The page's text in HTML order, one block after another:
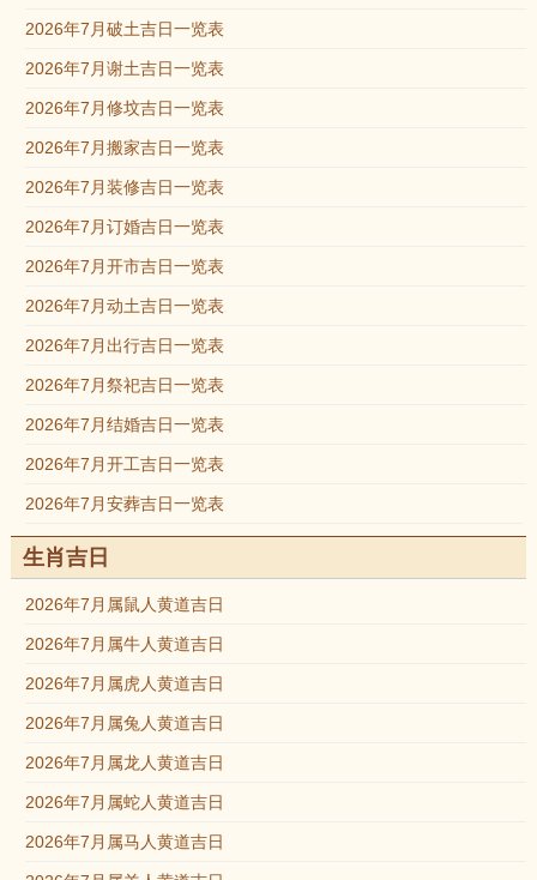
2026年7月破土吉日一览表
2026年7月谢土吉日一览表
2026年7月修坟吉日一览表
2026年7月搬家吉日一览表
2026年7月装修吉日一览表
2026年7月订婚吉日一览表
2026年7月开市吉日一览表
2026年7月动土吉日一览表
2026年7月出行吉日一览表
2026年7月祭祀吉日一览表
2026年7月结婚吉日一览表
2026年7月开工吉日一览表
2026年7月安葬吉日一览表
生肖吉日
2026年7月属鼠人黄道吉日
2026年7月属牛人黄道吉日
2026年7月属虎人黄道吉日
2026年7月属兔人黄道吉日
2026年7月属龙人黄道吉日
2026年7月属蛇人黄道吉日
2026年7月属马人黄道吉日